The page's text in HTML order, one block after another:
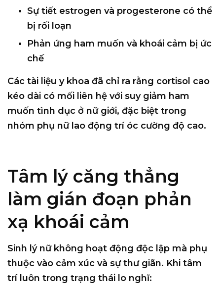
Sự tiết estrogen và progesterone có thể
bị rối loạn
Phản ứng ham muốn và khoái cảm bị ức
chế
Các tài liệu y khoa đã chỉ ra rằng cortisol cao
kéo dài có mối liên hệ với suy giảm ham
muốn tình dục ở nữ giới, đặc biệt trong
nhóm phụ nữ lao động trí óc cường độ cao.
Tâm lý căng thẳng
làm gián đoạn phản
xạ khoái cảm
Sinh lý nữ không hoạt động độc lập mà phụ
thuộc vào cảm xúc và sự thư giãn. Khi tâm
trí luôn trong trạng thái lo nghĩ: